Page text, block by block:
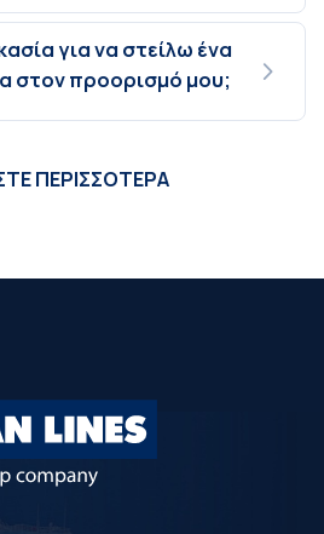
για να στείλω ένα
στον προορισμό μου;
ΠΕΡΙΣΣΟΤΕΡΑ